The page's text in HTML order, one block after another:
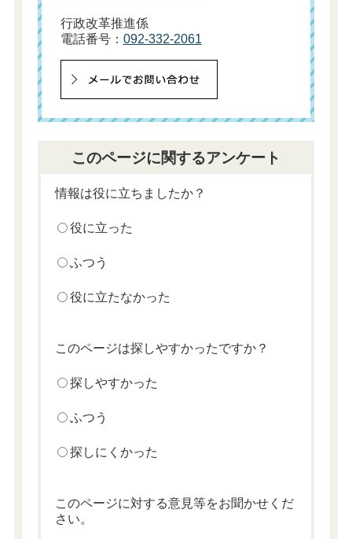
行政改革推進係
電話番号： 092-332-2061
このページに関するアンケート
情報は役に立ちましたか？
役に立った
ふつう
役に立たなかった
このページは探しやすかったですか？
探しやすかった
ふつう
探しにくかった
このページに対する意見等をお聞かせくだ
さい。